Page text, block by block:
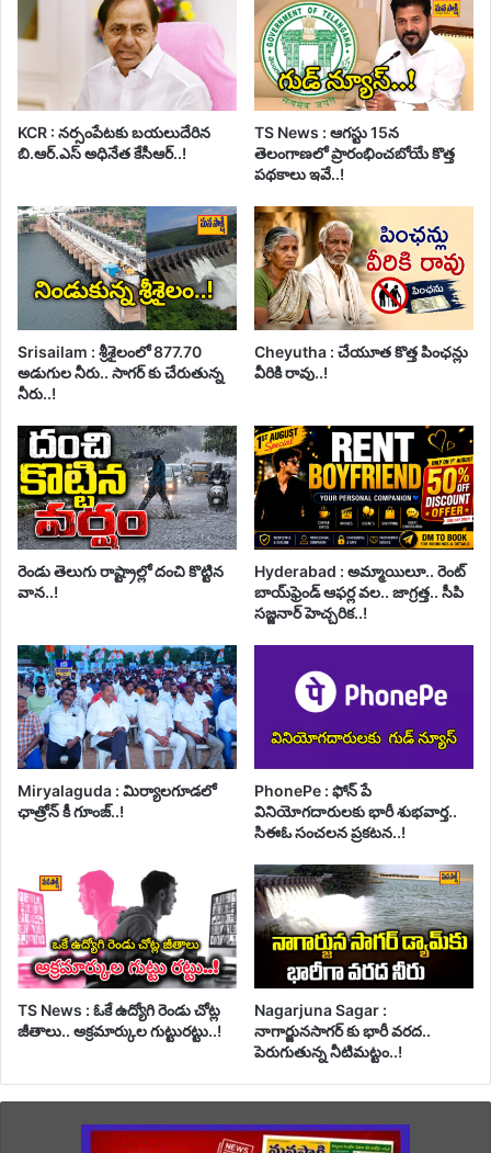
KCR : నర్సంపేటకు బయలుదేరిన
బి.ఆర్.ఎస్ అధినేత కేసీఆర్..!
TS News : ఆగస్టు 15న
తెలంగాణలో ప్రారంభించబోయే కొత్త
పథకాలు ఇవే..!
Srisailam : శ్రీశైలంలో 877.70
అడుగుల నీరు.. సాగర్ కు చేరుతున్న
నీరు..!
Cheyutha : చేయూత కొత్త పింఛన్లు
వీరికి రావు..!
రెండు తెలుగు రాష్ట్రాల్లో దంచి కొట్టిన
వాన..!
Hyderabad : అమ్మాయిలూ.. రెంట్
బాయ్‌ఫ్రెండ్ ఆఫర్ల వల.. జాగ్రత్త.. సీపి
సజ్జనార్ హెచ్చరిక..!
Miryalaguda : మిర్యాలగూడలో
ఛాత్రోన్ కీ గూంజ్..!
PhonePe : ఫోన్ పే
వినియోగదారులకు భారీ శుభవార్త..
సిఈఓ సంచలన ప్రకటన..!
TS News : ఓకే ఉద్యోగి రెండు చోట్ల
జీతాలు.. అక్రమార్కుల గుట్టురట్టు..!
Nagarjuna Sagar :
నాగార్జునసాగర్ కు భారీ వరద..
పెరుగుతున్న నీటిమట్టం..!